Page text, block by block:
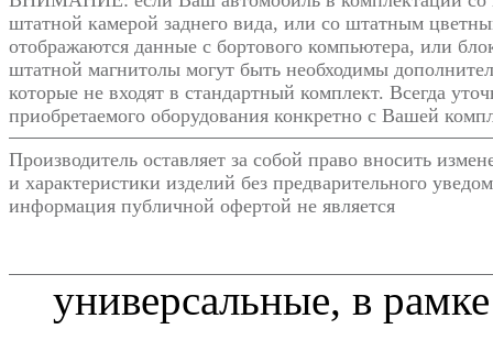
штатной камерой заднего вида, или со штатным
отображаются данные с бортового компьютера, или
штатной магнитолы могут быть необходимы
которые не входят в стандартный комплект. Всегда
приобретаемого оборудования конкретно с Вашей
Производитель оставляет за собой право вносить
и характеристики изделий без предварительного
информация публичной офертой не является
универсальные, в